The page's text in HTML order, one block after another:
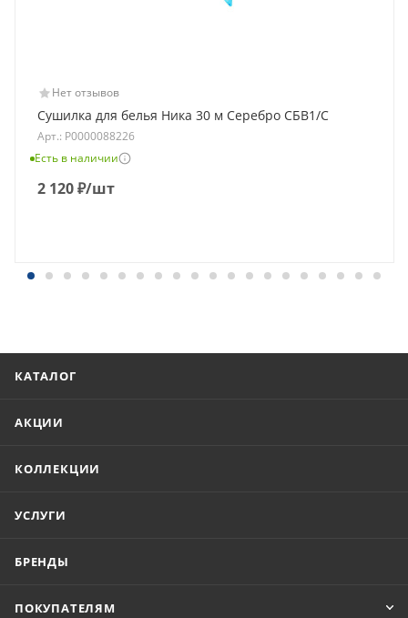
Нет отзывов
Сушилка для белья Ника 30 м Серебро СБВ1/С
Арт.: Р0000088226
Есть в наличии
2 120₽/шт
КАТАЛОГ
АКЦИИ
КОЛЛЕКЦИИ
УСЛУГИ
БРЕНДЫ
ПОКУПАТЕЛЯМ